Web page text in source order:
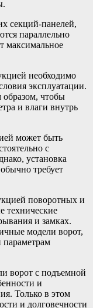
секций-панелей,
параллельно
максимальное
необходимо
эксплуатации.
чтобы
и влаги внутрь
может быть
с
установка
требует
поворотных и
технические
и замках.
модели ворот,
ворот с подъемной
и
Только в этом
и долговечности